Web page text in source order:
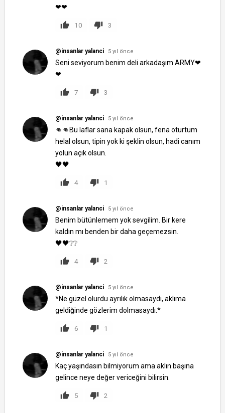
❤❤
10 3
@insanlar yalanci 5 yıl önce
Seni seviyorum benim deli arkadaşım ARMY❤
❤
7 3
@insanlar yalanci 5 yıl önce
👊👊Bu laflar sana kapak olsun, fena oturtum
helal olsun, tipin yok ki şeklin olsun, hadi canım
yolun açık olsun.
🖤🖤
4 1
@insanlar yalanci 5 yıl önce
Benim bütünlemem yok sevgilim. Bir kere
kaldın mı benden bir daha geçemezsin.
🖤🖤❔❔
4 2
@insanlar yalanci 5 yıl önce
*Ne güzel olurdu ayrılık olmasaydı, aklıma
geldiğinde gözlerim dolmasaydı.*
6 1
@insanlar yalanci 5 yıl önce
Kaç yaşındasın bilmiyorum ama aklın başına
gelince neye değer vericeğini bilirsin.
5 2